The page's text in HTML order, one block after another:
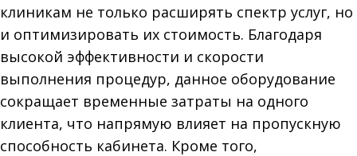
клиникам не только расширять спектр услуг, но
и оптимизировать их стоимость. Благодаря
высокой эффективности и скорости
выполнения процедур, данное оборудование
сокращает временные затраты на одного
клиента, что напрямую влияет на пропускную
способность кабинета. Кроме того,